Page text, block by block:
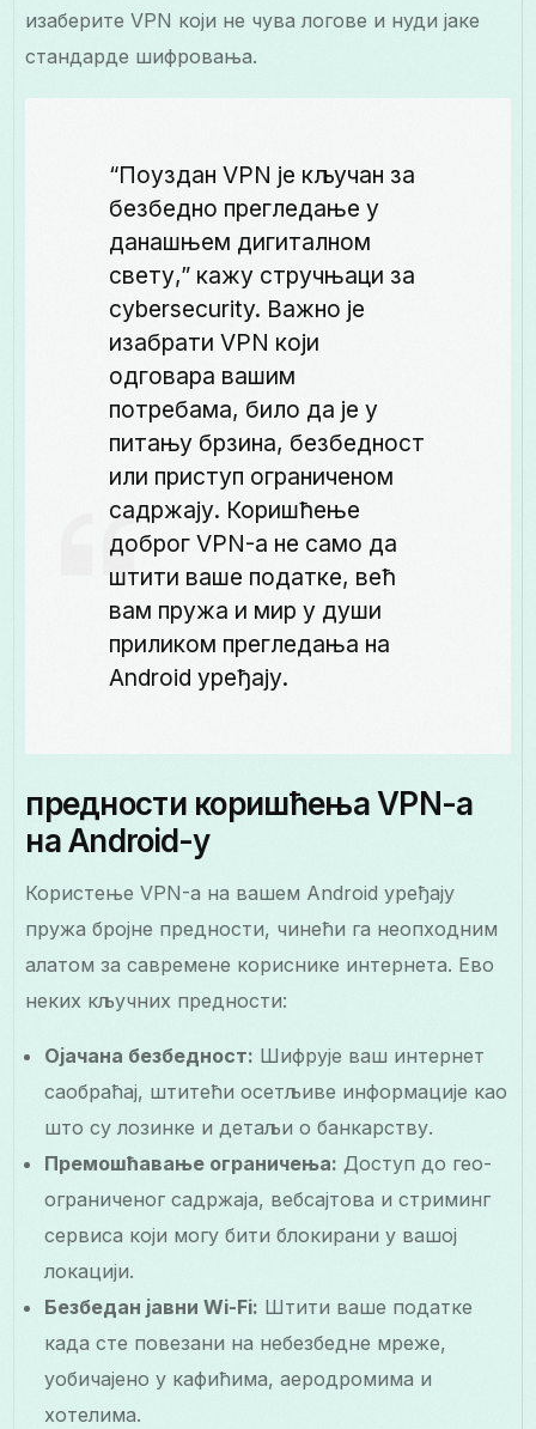
изаберите VPN који не чува логове и нуди јаке
стандарде шифровања.
“Поуздан VPN је кључан за
безбедно прегледање у
данашњем дигиталном
свету,” кажу стручњаци за
cybersecurity. Важно је
изабрати VPN који
одговара вашим
потребама, било да је у
питању брзина, безбедност
или приступ ограниченом
садржају. Коришћење
доброг VPN-а не само да
штити ваше податке, већ
вам пружа и мир у души
приликом прегледања на
Android уређају.
предности коришћења VPN-а
на Android-у
Користење VPN-а на вашем Android уређају
пружа бројне предности, чинећи га неопходним
алатом за савремене кориснике интернета. Ево
неких кључних предности:
Ојачана безбедност: Шифрује ваш интернет
саобраћај, штитећи осетљиве информације као
што су лозинке и детаљи о банкарству.
Премошћавање ограничења: Доступ до гео-
ограниченог садржаја, вебсајтова и стриминг
сервиса који могу бити блокирани у вашој
локацији.
Безбедан јавни Wi-Fi: Штити ваше податке
када сте повезани на небезбедне мреже,
уобичајено у кафићима, аеродромима и
хотелима.